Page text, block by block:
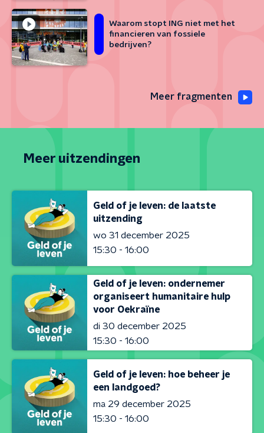
Waarom stopt ING niet met het
financieren van fossiele
bedrijven?
Meer fragmenten
Meer uitzendingen
Geld of je leven: de laatste
uitzending
wo 31 december 2025
15:30 - 16:00
Geld of je leven: ondernemer
organiseert humanitaire hulp
voor Oekraïne
di 30 december 2025
15:30 - 16:00
Geld of je leven: hoe beheer je
een landgoed?
ma 29 december 2025
15:30 - 16:00